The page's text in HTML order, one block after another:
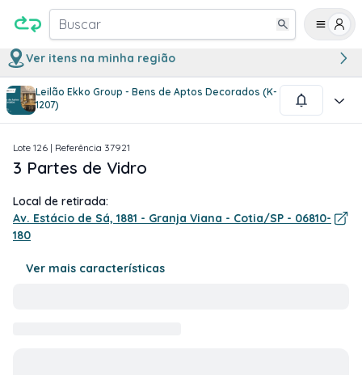
Buscar
Ver itens na minha região
Leilão Ekko Group - Bens de Aptos Decorados (K-
1207)
1/2
Lote 126 | Referência 37921
3 Partes de Vidro
Local de retirada:
Av. Estácio de Sá, 1881 - Granja Viana - Cotia/SP - 06810-
180
Ver mais características